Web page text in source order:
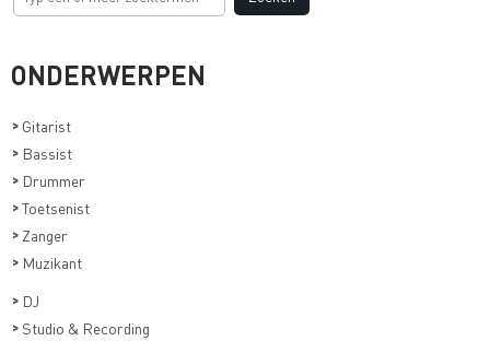
ONDERWERPEN
> Gitarist
> Bassist
> Drummer
>Toetsenist
> Zanger
> Muzikant
> DJ
> Studio & Recording